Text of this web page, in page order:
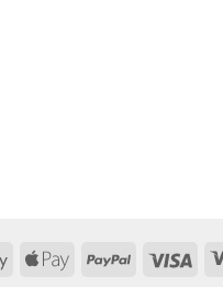
Google Apple
PayPal Visa